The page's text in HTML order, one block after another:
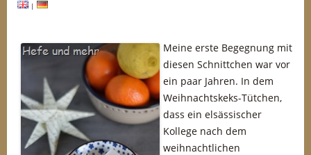
|
Meine erste Begegnung mit
diesen Schnittchen war vor
ein paar Jahren. In dem
Weihnachtskeks-Tütchen,
dass ein elsässischer
Kollege nach dem
weihnachtlichen